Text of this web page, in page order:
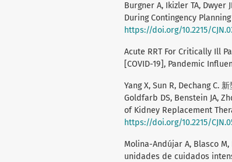
Burgner A, Ikizler TA, Dwyer
During Contingency Planning
https://doi.org/10.2215/
Acute RRT For Critically Ill
[COVID-19], Pandemic
Yang X, Sun R, Dechang C.
Goldfarb DS, Benstein JA,
of Kidney Replacement
https://doi.org/10.2215/
Molina-Andújar A, Blasco
unidades de cuidados